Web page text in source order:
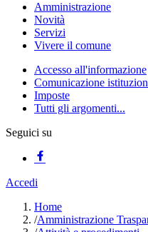
Amministrazione
Novità
Servizi
Vivere il comune
Accesso all'informazione
Comunicazione
Imposte
Tutti gli argomenti...
Seguici su
Accedi
Home
/Amministrazione